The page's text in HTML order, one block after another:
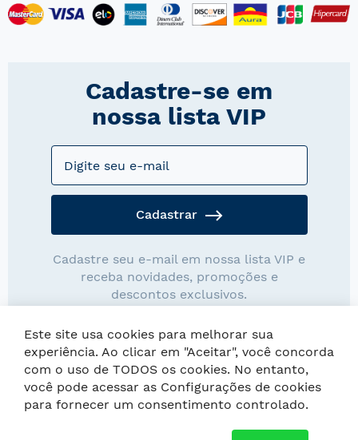
Cadastre-se em
nossa lista VIP
Cadastrar
Cadastre seu e-mail em nossa lista VIP e
receba novidades, promoções e
descontos exclusivos.
Copyright © Loja Wentz. As imagens possuem direitos autorais,
Este site usa cookies para melhorar sua
experiência. Ao clicar em "Aceitar", você concorda
com o uso de TODOS os cookies. No entanto,
você pode acessar as Configurações de cookies
para fornecer um consentimento controlado.